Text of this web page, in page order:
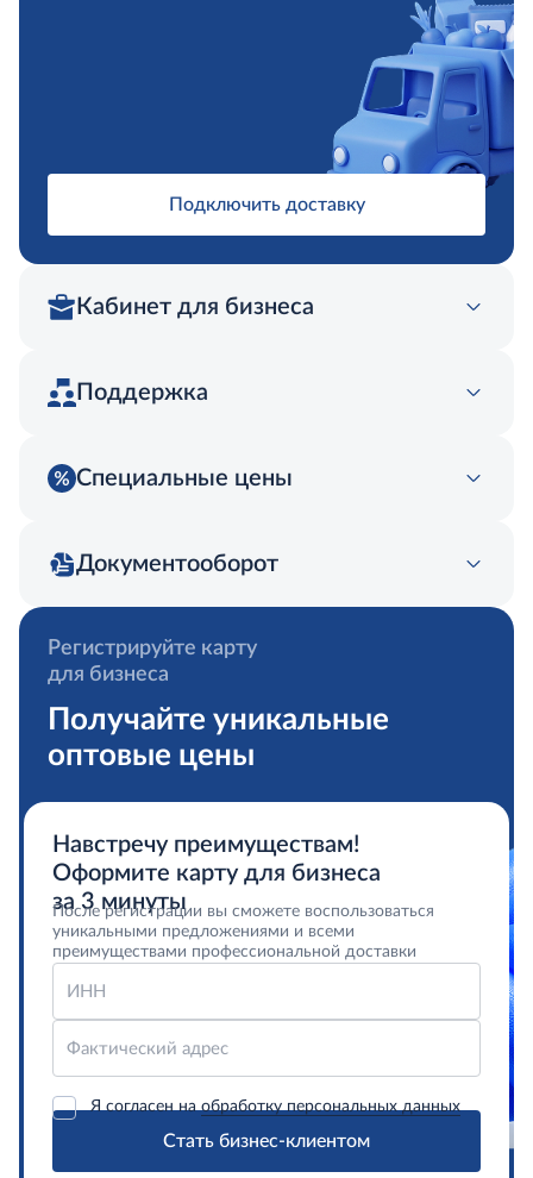
Подключить доставку
Кабинет для бизнеса
Поддержка
Специальные цены
Документооборот
Регистрируйте карту
для бизнеса
Получайте уникальные
оптовые цены
Навстречу преимуществам!
Оформите карту для бизнеса
за 3 минуты
После регистрации вы сможете воспользоваться
уникальными предложениями и всеми
преимуществами профессиональной доставки
ИНН
Фактический адрес
Я согласен наобработку персональных данных
Стать бизнес-клиентом